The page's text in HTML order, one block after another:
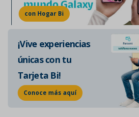
con Hogar Bi
¡Vive experiencias
únicas con tu
Tarjeta Bi!
Conoce más aquí